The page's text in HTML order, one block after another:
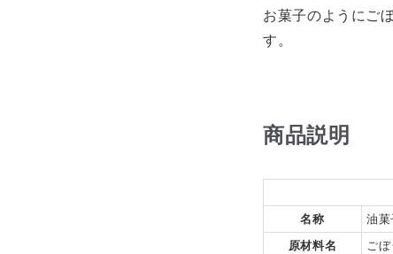
お菓子のようにご
す。
商品説明
名称
油菓
原材料名
ご